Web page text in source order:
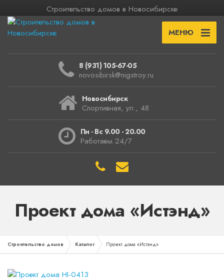
Строительство домов в Новосибирске
МЕНЮ
8 (931) 105-67-05
novosibirsk@nigstroy.ru
Новосибирск
Спортивная, ул., 48
Пн - Вс 9.00 - 20.00
Работаем 24/7
Проект дома «Истэнд»
Строительство домов Каталог Проект дома «Истэнд»